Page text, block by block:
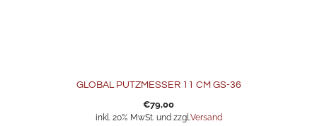
GLOBAL PUTZMESSER 11 CM GS-36
€79,00
inkl. 20% MwSt. und zzgl.Versand